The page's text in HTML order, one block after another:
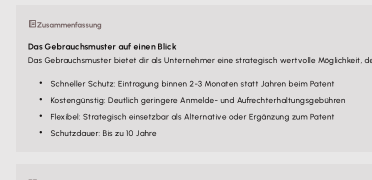
Zusammenfassung
Das Gebrauchsmuster auf einen Blick
Das Gebrauchsmuster bietet dir als Unternehmer eine strategisch wertvolle Möglichkeit,
Schneller Schutz: Eintragung binnen 2-3 Monaten statt Jahren beim Patent
Kostengünstig: Deutlich geringere Anmelde- und Aufrechterhaltungsgebühren
Flexibel: Strategisch einsetzbar als Alternative oder Ergänzung zum Patent
Schutzdauer: Bis zu 10 Jahre